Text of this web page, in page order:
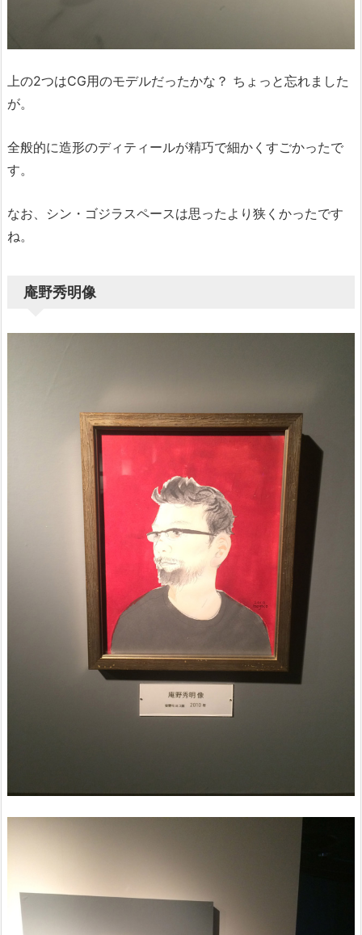
上の2つはCG用のモデルだったかな？ ちょっと忘れました
が。
全般的に造形のディティールが精巧で細かくすごかったで
す。
なお、シン・ゴジラスペースは思ったより狭くかったです
ね。
庵野秀明像